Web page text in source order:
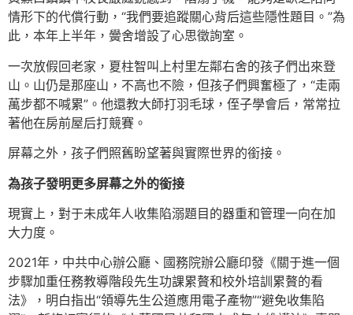
情形下的代償行動，“我們要追蹤關心背后這些隱性題目。”為
此，本年上半年，黌舍增設了心思徵詢室。
一次放假回老家，夏柱智叫上村里左鄰右舍的孩子們出來登
山。山仍是那座山，不高也不險，但孩子們興奮極了，“走兩
萬步都不喊累”。他還教大師打羽毛球，侄子學會后，常常拉
著他在房前屋后打競賽。
屏幕之外，孩子們照舊盼望著與實際世界的銜接。
為孩子發明更多屏幕之外的銜接
現實上，對于未成年人收集陷溺題目的器重和管理一向在加
大力度。
2021年，中共中心辦公廳、國務院辦公廳印發《關于進一個
步驟加重任務教導階段先生功課累贅和校外培訓累贅的看
法》，明白指出“領導先生公道應用電子產物”“避免收集陷